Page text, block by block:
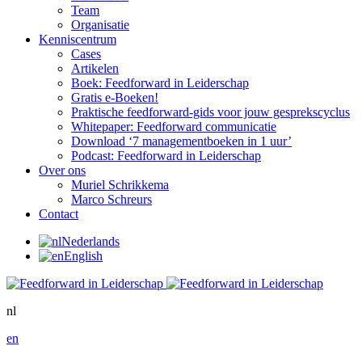
Team
Organisatie
Kenniscentrum
Cases
Artikelen
Boek: Feedforward in Leiderschap
Gratis e-Boeken!
Praktische feedforward-gids voor jouw gesprekscyclus
Whitepaper: Feedforward communicatie
Download ‘7 managementboeken in 1 uur’
Podcast: Feedforward in Leiderschap
Over ons
Muriel Schrikkema
Marco Schreurs
Contact
Nederlands
English
nl
en